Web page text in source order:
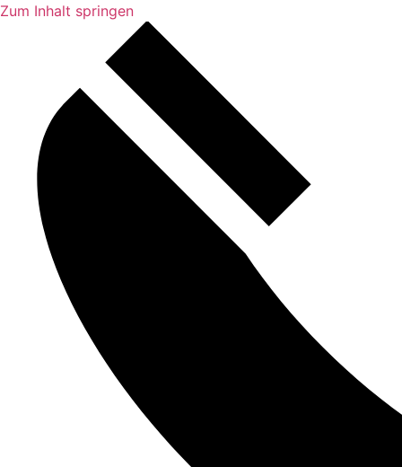
Zum Inhalt springen